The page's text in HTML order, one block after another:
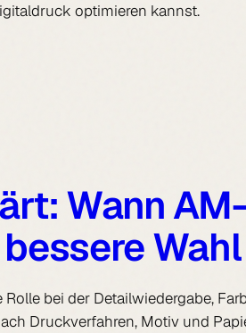
optimieren kannst.
Wann
bei der Detailwiedergabe,
Druckverfahren, Motiv und